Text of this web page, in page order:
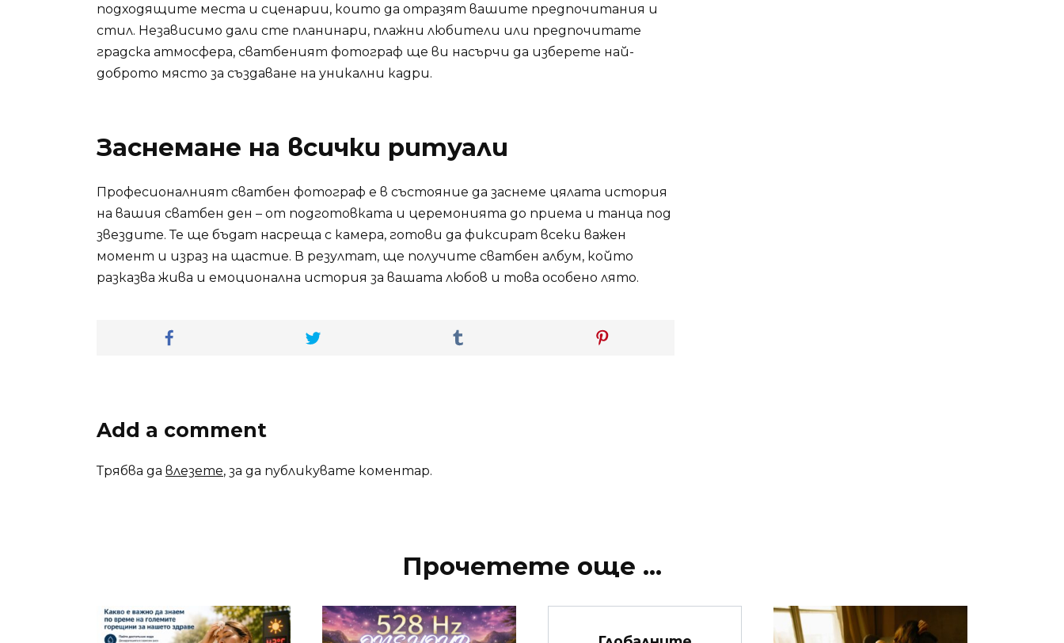
подходящите места и сценарии, които да отразят вашите предпочитания и
стил. Независимо дали сте планинари, плажни любители или предпочитате
градска атмосфера, сватбеният фотограф ще ви насърчи да изберете най-
доброто място за създаване на уникални кадри.
Заснемане на всички ритуали
Професионалният сватбен фотограф е в състояние да заснеме цялата история
на вашия сватбен ден – от подготовката и церемонията до приема и танца под
звездите. Те ще бъдат насреща с камера, готови да фиксират всеки важен
момент и израз на щастие. В резултат, ще получите сватбен албум, който
разказва жива и емоционална история за вашата любов и това особено лято.
Add a comment
Трябва да влезете, за да публикувате коментар.
Прочетете още ...